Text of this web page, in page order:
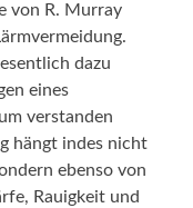
von R. Murray
dazu
eines
verstanden
hängt indes nicht
ebenso von
Rauigkeit und